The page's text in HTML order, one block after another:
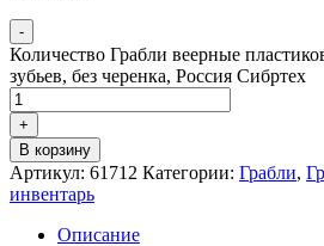
-
Количество Грабли веерные
зубьев, без черенка, Россия Сибртех
+
В корзину
Артикул: 61712 Категории: Грабли,
инвентарь
Описание